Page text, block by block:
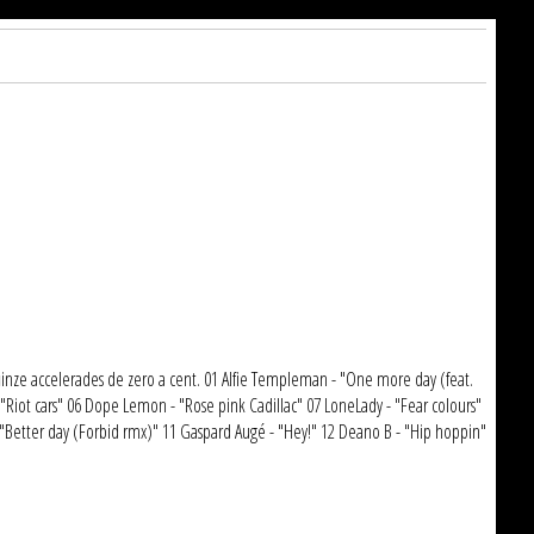
accelerades de zero a cent. 01 Alfie Templeman - "One more day (feat.
cars" 06 Dope Lemon - "Rose pink Cadillac" 07 LoneLady - "Fear colours"
day (Forbid rmx)" 11 Gaspard Augé - "Hey!" 12 Deano B - "Hip hoppin"